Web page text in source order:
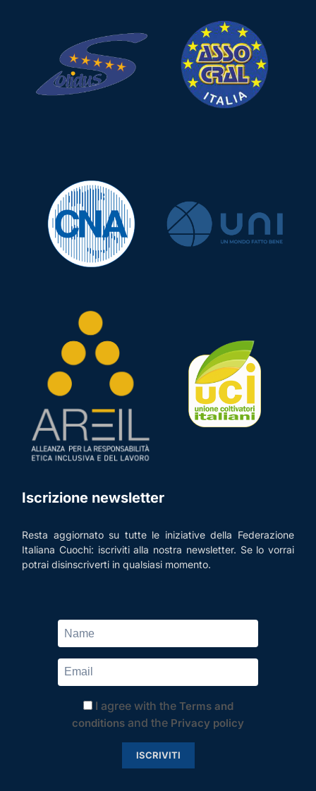
Iscrizione newsletter
Resta aggiornato su tutte le iniziative della Federazione
Italiana Cuochi: iscriviti alla nostra newsletter. Se lo vorrai
potrai disinscriverti in qualsiasi momento.
I agree with the Terms and
conditions and the Privacy policy
ISCRIVITI